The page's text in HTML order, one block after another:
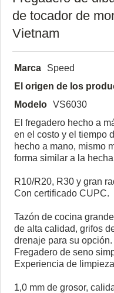
de tocador de
Vietnam
Marca
Speed
El origen de los
Modelo VS6030
El fregadero hecho a
en el costo y el tiempo
hecho a mano, mismo
forma similar a la
R10/R20, R30 y gran
Con certificado CUPC.
Tazón de cocina
de alta calidad, grifos
drenaje para su opción.
Fregadero de seno
Experiencia de
1,0 mm de grosor,